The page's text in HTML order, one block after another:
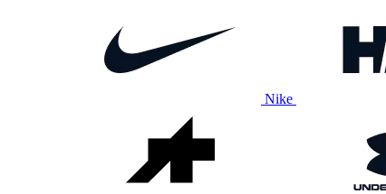
Nike